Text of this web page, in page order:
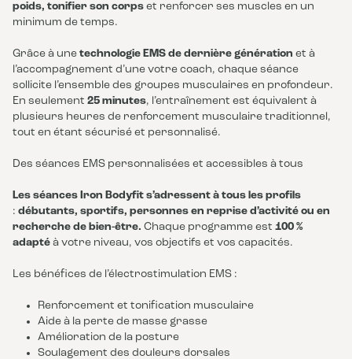
poids, tonifier son corps et renforcer ses muscles en un
minimum de temps.
Grâce à une technologie EMS de dernière génération et à
l’accompagnement d’une votre coach, chaque séance
sollicite l’ensemble des groupes musculaires en profondeur.
En seulement 25 minutes, l’entraînement est équivalent à
plusieurs heures de renforcement musculaire traditionnel,
tout en étant sécurisé et personnalisé.
Des séances EMS personnalisées et accessibles à tous
Les séances Iron Bodyfit s’adressent à tous les profils
: débutants, sportifs, personnes en reprise d’activité ou en
recherche de bien-être. Chaque programme est 100 %
adapté à votre niveau, vos objectifs et vos capacités.
Les bénéfices de l’électrostimulation EMS :
Renforcement et tonification musculaire
Aide à la perte de masse grasse
Amélioration de la posture
Soulagement des douleurs dorsales